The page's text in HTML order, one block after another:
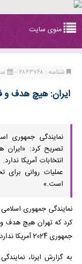
navigation
منوی سایت
شناسه : ۲۸۶۳۷۶۸ - سه
ایران: هیچ هدف و
نمایندگی جمهوری
تصریح کرد: «ایران
انتخابات آمریکا
عملیات روانی برای
است.»
نمایندگی جمهوری
کرد که تهران هیچ هدف و
جمهوری 2024 آمریکا ندارد.
به گزارش ایرنا،